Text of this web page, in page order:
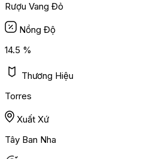
Rượu Vang Đỏ
Nồng Độ
14.5 %
Thương Hiệu
Torres
Xuất Xứ
Tây Ban Nha